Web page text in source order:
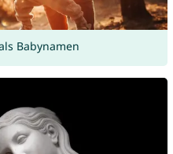
Babynamen